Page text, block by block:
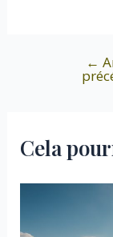
←
Cela